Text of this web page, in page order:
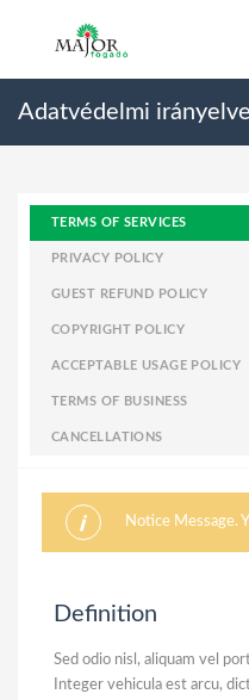
Adatvédelmi
TERMS OF SERVICES
PRIVACY POLICY
GUEST REFUND POLICY
COPYRIGHT POLICY
ACCEPTABLE USAGE POLICY
TERMS OF BUSINESS
CANCELLATIONS
Notice Message.
Definition
Sed odio nisl, aliquam vel
Integer vehicula est arcu,